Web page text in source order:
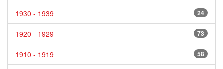
24
1930 - 1939
73
1920 - 1929
58
1910 - 1919